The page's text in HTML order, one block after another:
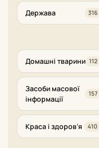
Держава 316
Домашні тварини 112
Засоби масової
інформації
157
Краса і здоров'я 410